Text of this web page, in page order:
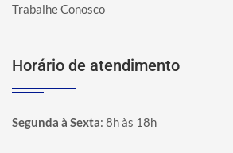
Trabalhe Conosco
Horário de atendimento
Segunda à Sexta: 8h às 18h